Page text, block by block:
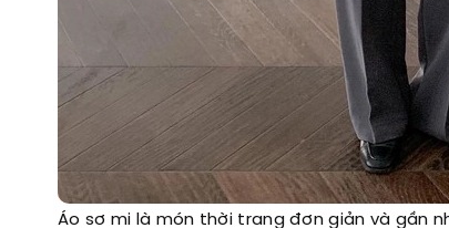
Áo sơ mi là món thời trang đơn giản và gần